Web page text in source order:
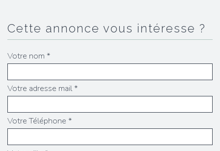
cette annonce vous intéresse ?
Votre nom *
Votre adresse mail *
Votre Téléphone *